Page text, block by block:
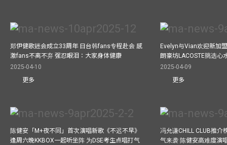
郑伊健歌迷会成立33周年 日台韩fans专程赴会 感
激fans不离不弃 强忍眼泪：大家身体健康
2025-04-10
更多
Evelyn与Vian欢迎新加
朗豪坊LACOSTE挑选心
2025-04-09
更多
陈健安「M+夜不同」首次演唱新歌《不迟不早》
逢周六晚KKBOX一起听坐阵 为DSE考生点唱打气
冯允谦CHILL CLUB推介
气来袭 陈健安高难度演